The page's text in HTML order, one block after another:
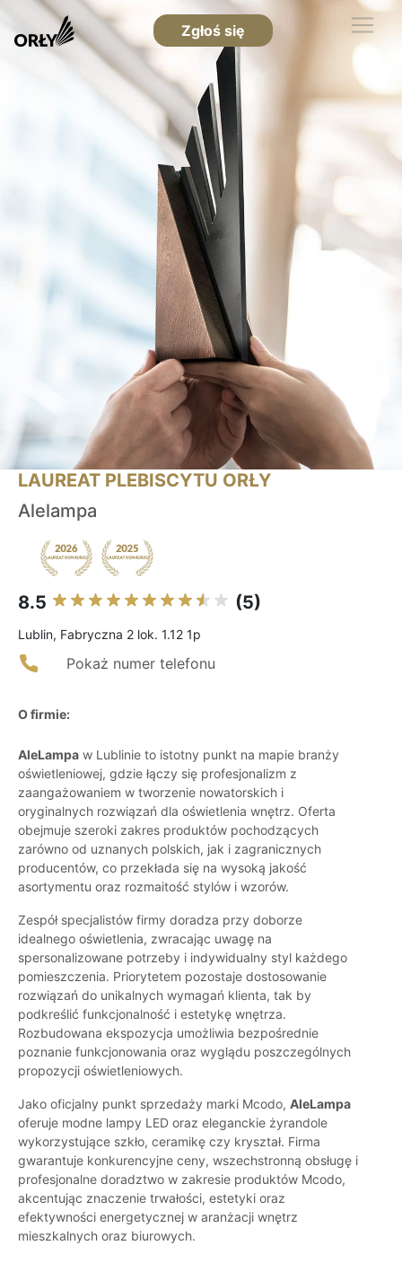
Zgłoś się
LAUREAT PLEBISCYTU ORŁY
Alelampa
8.5 (5)
Lublin, Fabryczna 2 lok. 1.12 1p
Pokaż numer telefonu
O firmie:
AleLampa w Lublinie to istotny punkt na mapie branży
oświetleniowej, gdzie łączy się profesjonalizm z
zaangażowaniem w tworzenie nowatorskich i
oryginalnych rozwiązań dla oświetlenia wnętrz. Oferta
obejmuje szeroki zakres produktów pochodzących
zarówno od uznanych polskich, jak i zagranicznych
producentów, co przekłada się na wysoką jakość
asortymentu oraz rozmaitość stylów i wzorów.
Zespół specjalistów firmy doradza przy doborze
idealnego oświetlenia, zwracając uwagę na
spersonalizowane potrzeby i indywidualny styl każdego
pomieszczenia. Priorytetem pozostaje dostosowanie
rozwiązań do unikalnych wymagań klienta, tak by
podkreślić funkcjonalność i estetykę wnętrza.
Rozbudowana ekspozycja umożliwia bezpośrednie
poznanie funkcjonowania oraz wyglądu poszczególnych
propozycji oświetleniowych.
Jako oficjalny punkt sprzedaży marki Mcodo, AleLampa
oferuje modne lampy LED oraz eleganckie żyrandole
wykorzystujące szkło, ceramikę czy kryształ. Firma
gwarantuje konkurencyjne ceny, wszechstronną obsługę i
profesjonalne doradztwo w zakresie produktów Mcodo,
akcentując znaczenie trwałości, estetyki oraz
efektywności energetycznej w aranżacji wnętrz
mieszkalnych oraz biurowych.